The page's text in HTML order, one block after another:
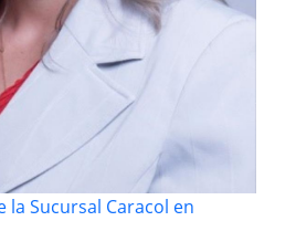
la Sucursal Caracol en